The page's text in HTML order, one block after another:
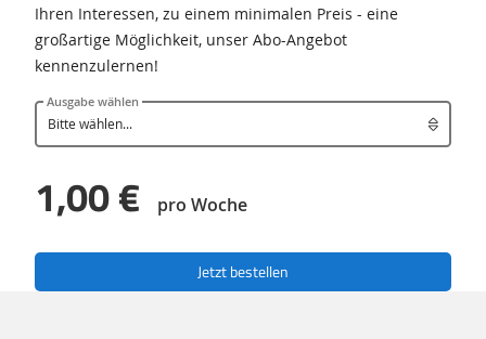
Ihren Interessen, zu einem minimalen Preis - eine
großartige Möglichkeit, unser Abo-Angebot
kennenzulernen!
Ausgabe wählen
1,00 € pro Woche
Jetzt bestellen